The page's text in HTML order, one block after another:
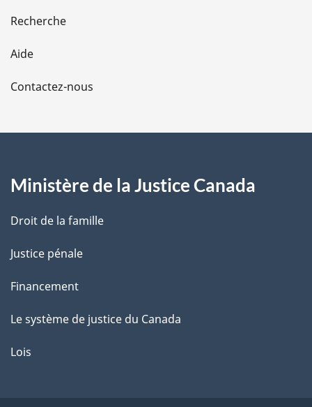
e
l
a
e
Recherche
Aide
Contactez-nous
Ministère de la Justice Canada
Droit de la famille
Justice pénale
Financement
Le système de justice du Canada
Lois